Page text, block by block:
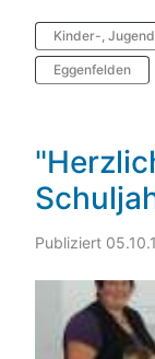
Kinder-,
Eggenfelden
Publiziert